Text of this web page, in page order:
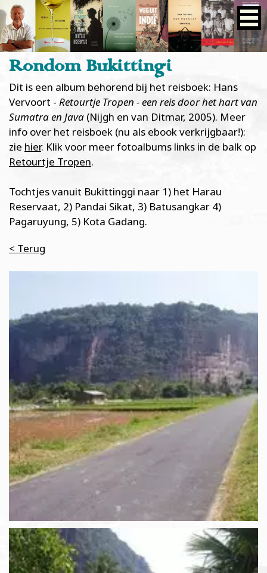
Rondom Bukittingi
Dit is een album behorend bij het reisboek: Hans
Vervoort - Retourtje Tropen - een reis door het hart van
Sumatra en Java (Nijgh en van Ditmar, 2005). Meer
info over het reisboek (nu als ebook verkrijgbaar!):
zie hier. Klik voor meer fotoalbums links in de balk op
Retourtje Tropen.
Tochtjes vanuit Bukittinggi naar 1) het Harau
Reservaat, 2) Pandai Sikat, 3) Batusangkar 4)
Pagaruyung, 5) Kota Gadang.
< Terug